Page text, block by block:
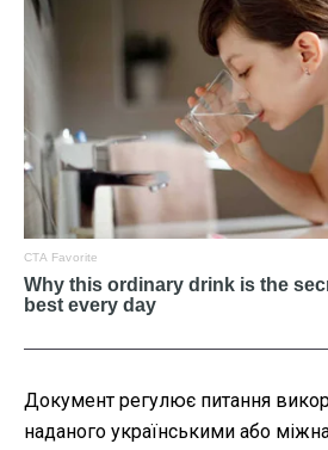
Документ регулює питання
наданого українськими або